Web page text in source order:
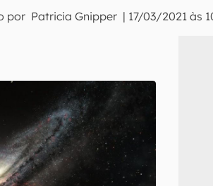
por Patricia Gnipper | 17/03/2021 às
inscreva-se
com os Termos de Uso e Política de